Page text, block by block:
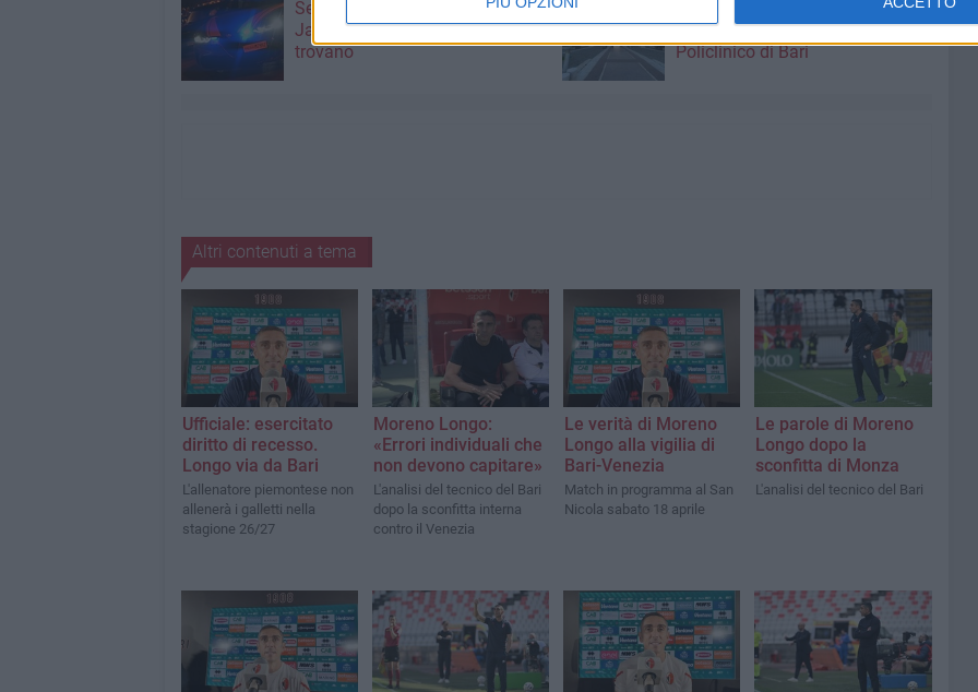
Segnalati colpi di pistola a
Japigia, ma i bossoli non si
trovano
Bimba di 6 anni precipita dalla
finestra di casa: è grave al
Policlinico di Bari
Altri contenuti a tema
Ufficiale: esercitato
diritto di recesso.
Longo via da Bari
L'allenatore piemontese non
allenerà i galletti nella
stagione 26/27
Moreno Longo:
«Errori individuali che
non devono capitare»
L'analisi del tecnico del Bari
dopo la sconfitta interna
contro il Venezia
Le verità di Moreno
Longo alla vigilia di
Bari-Venezia
Match in programma al San
Nicola sabato 18 aprile
Le parole di Moreno
Longo dopo la
sconfitta di Monza
L'analisi del tecnico del Bari